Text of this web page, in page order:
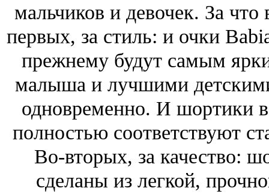
мальчиков и девочек. За
первых, за стиль: и очки
прежнему будут самым
малыша и лучшими
одновременно. И шортики
полностью соответствуют
Во-вторых, за качество:
сделаны из легкой,